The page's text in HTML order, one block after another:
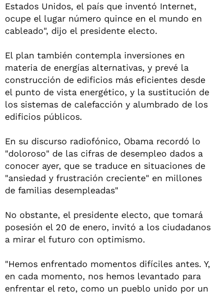
Estados Unidos, el país que inventó Internet,
ocupe el lugar número quince en el mundo en
cableado", dijo el presidente electo.
El plan también contempla inversiones en
materia de energías alternativas, y prevé la
construcción de edificios más eficientes desde
el punto de vista energético, y la sustitución de
los sistemas de calefacción y alumbrado de los
edificios públicos.
En su discurso radiofónico, Obama recordó lo
"doloroso" de las cifras de desempleo dados a
conocer ayer, que se traduce en situaciones de
"ansiedad y frustración creciente" en millones
de familias desempleadas"
No obstante, el presidente electo, que tomará
posesión el 20 de enero, invitó a los ciudadanos
a mirar el futuro con optimismo.
"Hemos enfrentado momentos difíciles antes. Y,
en cada momento, nos hemos levantado para
enfrentar el reto, como un pueblo unido por un